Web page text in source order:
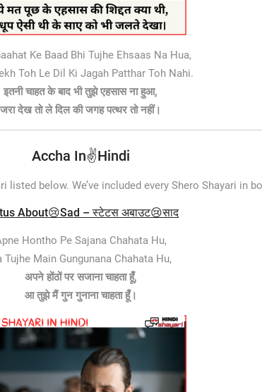
Ke Baad Bhi Tujhe Ehsaas Na Hua,
Toh Le Dil Ki Jagah Patthar Toh Nahi.
इतनी चाहत के बाद भी तुझे एहसास ना हुआ,
जरा देख तो ले दिल की जगह पत्थर तो नहीं।
Accha In✌️Hindi
listed below. We’ve included every Shero Shayari in
About😢Sad – स्टेटस अबाउट😢साद
Hontho Pe Sajana Chahata Hu,
Tujhe Main Gungunana Chahata Hu,
अपने होंठों पर सजाना चाहता हूँ,
आ तुझे मैं गुन गुनाना चाहता हूँ।